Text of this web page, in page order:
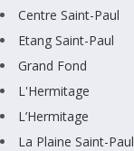
Centre Saint-Paul
Etang Saint-Paul
Grand Fond
L'Hermitage
L’Hermitage
La Plaine Saint-Paul